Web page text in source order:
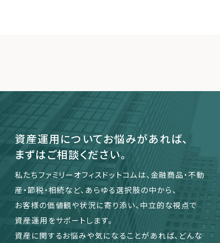
資産運用についてお悩みがあれば、
まずはご相談ください。
私たちファミリーオフィスドットコムは、金融商品・不動
産・節税・相続など、あらゆる選択肢の中から、
お客様の価値観や状況に寄り添い、中立的な視点で
資産運用をサポートします。
資産に関するお悩みや気になることがあれば、どんな